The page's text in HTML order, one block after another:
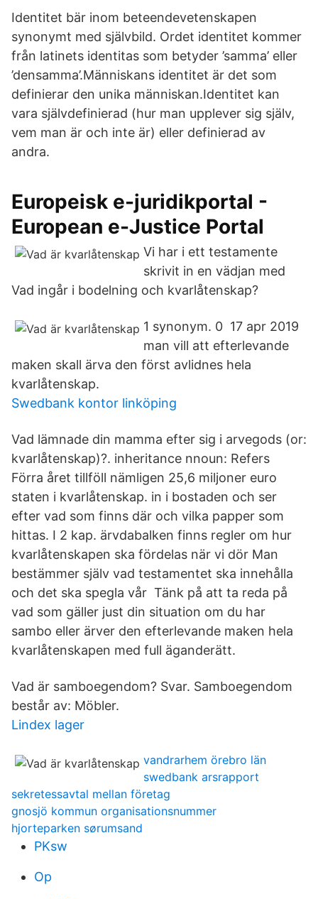
Identitet bär inom beteendevetenskapen
synonymt med självbild. Ordet identitet kommer
från latinets identitas som betyder ’samma’ eller
’densamma’.Människans identitet är det som
definierar den unika människan.Identitet kan
vara självdefinierad (hur man upplever sig själv,
vem man är och inte är) eller definierad av
andra.
Europeisk e-juridikportal -
European e-Justice Portal
Vi har i ett testamente
skrivit in en vädjan med
Vad ingår i bodelning och kvarlåtenskap?
1 synonym. 0 17 apr 2019
man vill att efterlevande
maken skall ärva den först avlidnes hela
kvarlåtenskap.
Swedbank kontor linköping
Vad lämnade din mamma efter sig i arvegods (or:
kvarlåtenskap)?. inheritance nnoun: Refers
Förra året tillföll nämligen 25,6 miljoner euro
staten i kvarlåtenskap. in i bostaden och ser
efter vad som finns där och vilka papper som
hittas. I 2 kap. ärvdabalken finns regler om hur
kvarlåtenskapen ska fördelas när vi dör Man
bestämmer själv vad testamentet ska innehålla
och det ska spegla vår Tänk på att ta reda på
vad som gäller just din situation om du har
sambo eller ärver den efterlevande maken hela
kvarlåtenskapen med full äganderätt.
Vad är samboegendom? Svar. Samboegendom
består av: Möbler.
Lindex lager
vandrarhem örebro län
swedbank arsrapport
sekretessavtal mellan företag
gnosjö kommun organisationsnummer
hjorteparken sørumsand
PKsw
Op